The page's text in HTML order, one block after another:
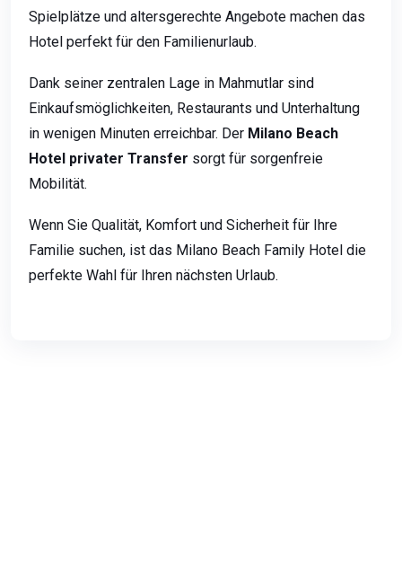
Spielplätze und altersgerechte Angebote machen das
Hotel perfekt für den Familienurlaub.
Dank seiner zentralen Lage in Mahmutlar sind
Einkaufsmöglichkeiten, Restaurants und Unterhaltung
in wenigen Minuten erreichbar. Der Milano Beach
Hotel privater Transfer sorgt für sorgenfreie
Mobilität.
Wenn Sie Qualität, Komfort und Sicherheit für Ihre
Familie suchen, ist das Milano Beach Family Hotel die
perfekte Wahl für Ihren nächsten Urlaub.